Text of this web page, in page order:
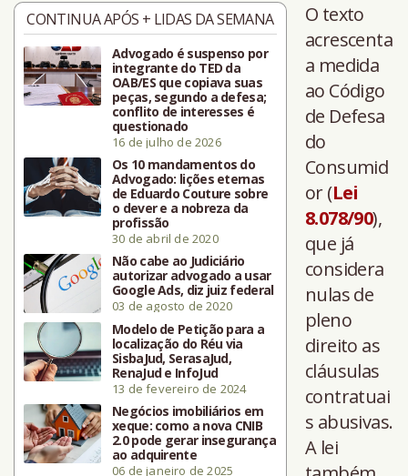
CONTINUA APÓS + LIDAS DA SEMANA
Advogado é suspenso por
integrante do TED da
OAB/ES que copiava suas
peças, segundo a defesa;
conflito de interesses é
questionado
16 de julho de 2026
Os 10 mandamentos do
Advogado: lições eternas
de Eduardo Couture sobre
o dever e a nobreza da
profissão
30 de abril de 2020
Não cabe ao Judiciário
autorizar advogado a usar
Google Ads, diz juiz federal
03 de agosto de 2020
Modelo de Petição para a
localização do Réu via
SisbaJud, SerasaJud,
RenaJud e InfoJud
13 de fevereiro de 2024
Negócios imobiliários em
xeque: como a nova CNIB
2.0 pode gerar insegurança
ao adquirente
06 de janeiro de 2025
O texto
acrescenta
a medida
ao Código
de Defesa
do
Consumid
or (Lei
8.078/90),
que já
considera
nulas de
pleno
direito as
cláusulas
contratuai
s abusivas.
A lei